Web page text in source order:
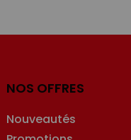
NOS OFFRES
Nouveautés